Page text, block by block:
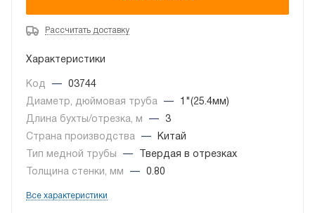
Рассчитать доставку
Характеристики
Код —
03744
Диаметр, дюймовая труба
—
1"(25.4мм)
Длина бухты/отрезка, м
—
3
Страна производства
—
Китай
Тип медной трубы
—
Твердая в отрезках
Толщина стенки, мм
— 0.80
Все характеристики